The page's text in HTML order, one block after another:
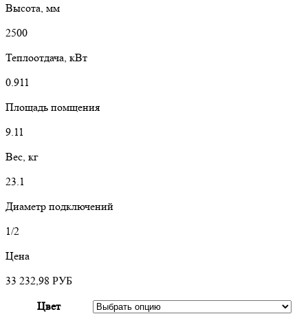
Высота, мм
2500
Теплоотдача, кВт
0.911
Площадь помщения
9.11
Вес, кг
23.1
Диаметр подключений
1/2
Цена
33 232,98 РУБ
Цвет